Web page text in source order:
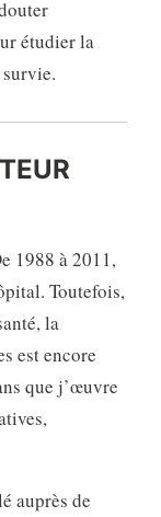
étudier la
1988 à 2011,
Toutefois,
la
est encore
que j’œuvre
auprès de